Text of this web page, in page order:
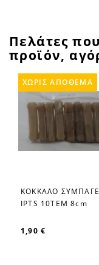
Πελάτες
προϊόν,
favorite_border
ΚΟΚΚΑΛΟ
IPTS 10TEM 8cm
1,90 €
ΧΩΡΊΣ ΑΠΌΘΕΜΑ